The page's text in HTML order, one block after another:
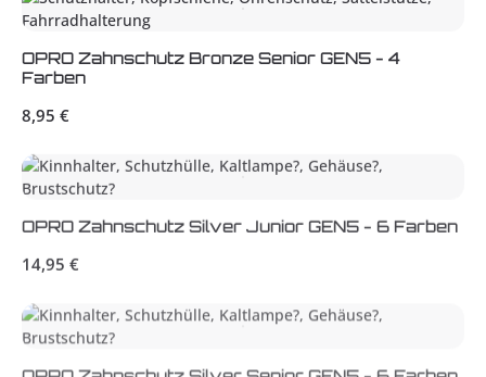
OPRO Zahnschutz Bronze Senior GEN5 - 4
Farben
Regulärer Preis:
8,95 €
OPRO Zahnschutz Silver Junior GEN5 - 6 Farben
Regulärer Preis:
14,95 €
OPRO Zahnschutz Silver Senior GEN5 - 6 Farben